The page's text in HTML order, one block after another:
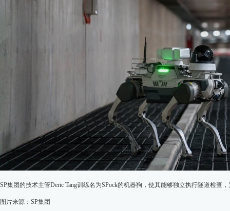
SP集团的技术主管Deric Tang训练名为SPock的机器狗，使其能够独立执行隧道检查
图片来源：SP集团